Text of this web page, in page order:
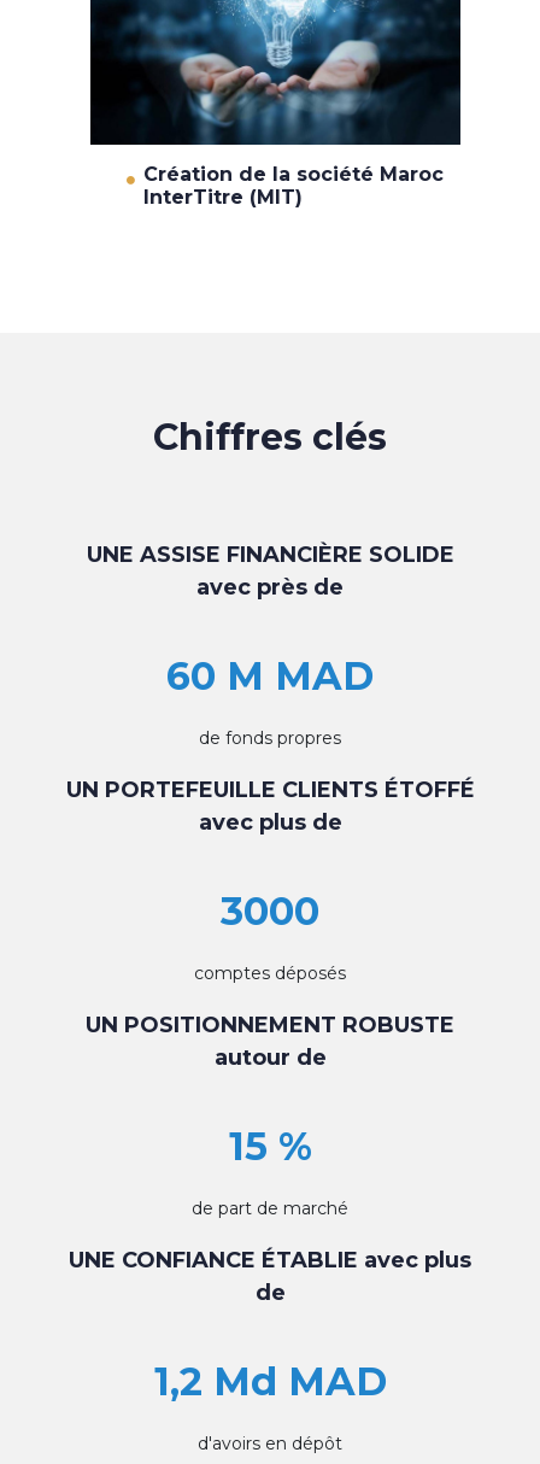
Création de la société Maroc
InterTitre (MIT)
Chiffres clés
UNE ASSISE FINANCIÈRE SOLIDE
avec près de
60 M MAD
de fonds propres
UN PORTEFEUILLE CLIENTS ÉTOFFÉ
avec plus de
3000
comptes déposés
UN POSITIONNEMENT ROBUSTE
autour de
15 %
de part de marché
UNE CONFIANCE ÉTABLIE avec plus
de
1,2 Md MAD
d'avoirs en dépôt